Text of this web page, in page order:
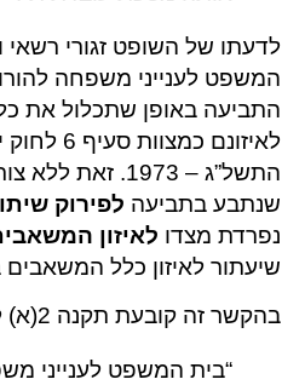
לדעתו של השופט זגורי רשאי
המשפט לענייני משפחה
התביעה באופן שתכלול את
לאיזונם
התשל”ג – 1973.
שנתבע בתביעה לפירוק
נפרדת מצדו לאיזון
שיעתור לאיזון כלל
בהקשר זה קובעת תקנה 2(א) לתקנות:
“בית המשפט לענייני